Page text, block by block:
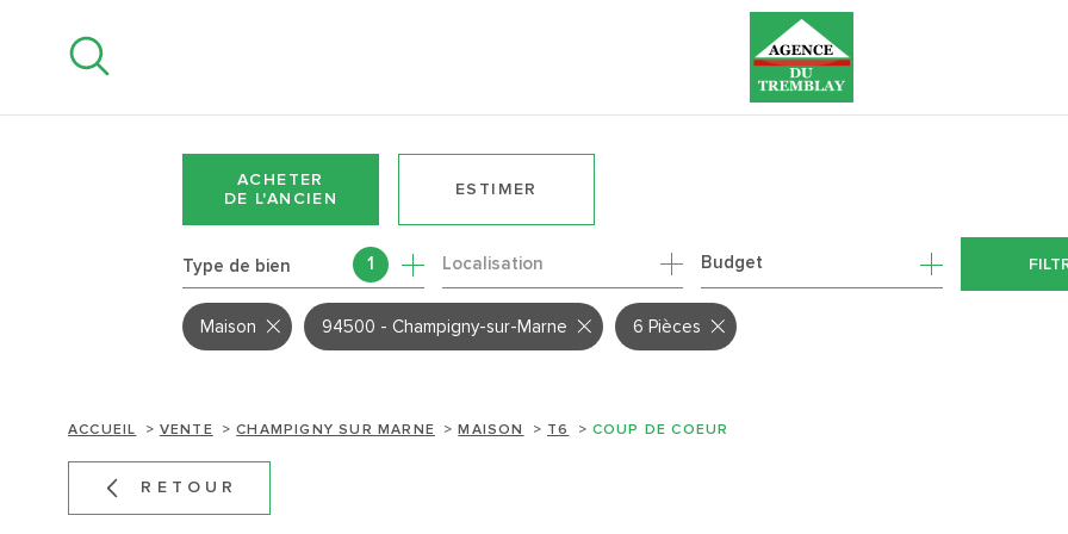
ACHETER
DE L'ANCIEN
DE L'ANCIEN
DE L'IMMO PRO
ESTIMER
Type de bien 1 Localisation Budget
Maison 94500 - Champigny-sur-Marne 6 Pièces
ACCUEIL VENTE CHAMPIGNY SUR MARNE MAISON T6 COUP DE COEUR
RETOUR